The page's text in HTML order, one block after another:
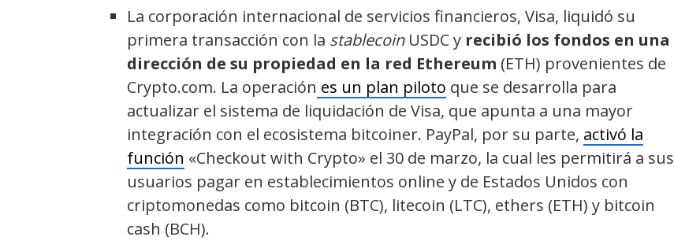
La corporación internacional de servicios financieros, Visa, liquidó su
primera transacción con la stablecoinUSDC y recibió los fondos en una
dirección de su propiedad en la red Ethereum (ETH) provenientes de
Crypto.com. La operación es un plan piloto que se desarrolla para
actualizar el sistema de liquidación de Visa, que apunta a una mayor
integración con el ecosistema bitcoiner. PayPal, por su parte, activó la
función «Checkout with Crypto» el 30 de marzo, la cual les permitirá a sus
usuarios pagar en establecimientos online y de Estados Unidos con
criptomonedas como bitcoin (BTC), litecoin (LTC), ethers (ETH) y bitcoin
cash (BCH).